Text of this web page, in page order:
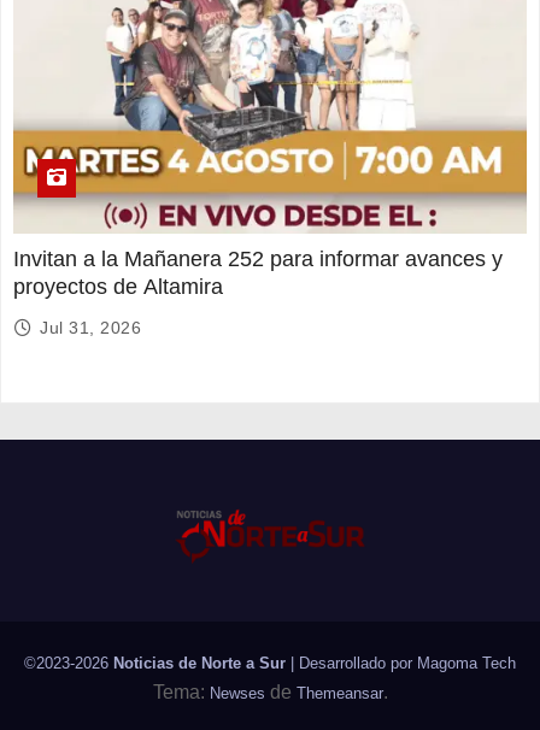
Invitan a la Mañanera 252 para informar avances y
proyectos de Altamira
Jul 31, 2026
©2023-2026 Noticias de Norte a Sur | Desarrollado por Magoma Tech
Tema: Newses de Themeansar.